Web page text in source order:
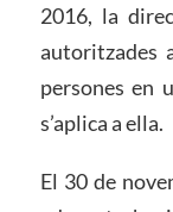
2016, la
autoritzades
persones en
s’aplica a ella.
El 30 de